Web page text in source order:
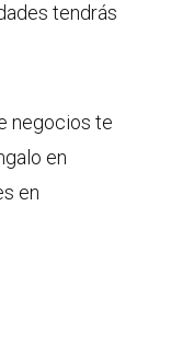
tendrás
negocios te
en
en